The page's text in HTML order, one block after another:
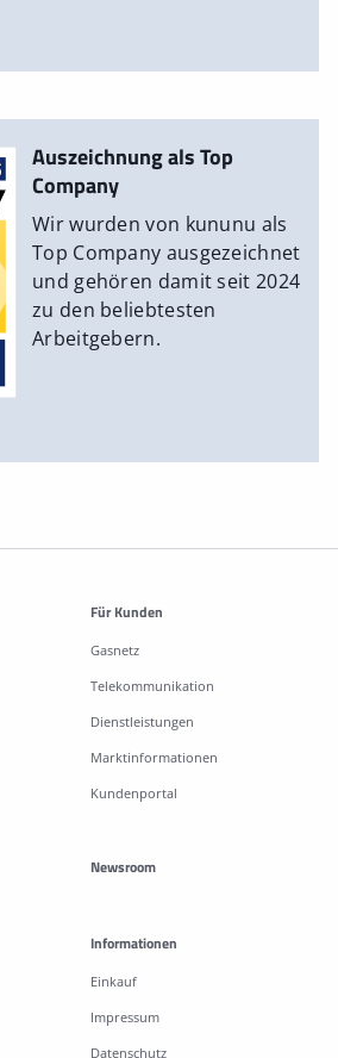
Auszeichnung als Top
Company
Wir wurden von kununu als
Top Company ausgezeichnet
und gehören damit seit 2024
zu den beliebtesten
Arbeitgebern.
Für Kunden
Gasnetz
Telekommunikation
Dienstleistungen
Marktinformationen
Kundenportal
Newsroom
Informationen
Einkauf
Impressum
Datenschutz